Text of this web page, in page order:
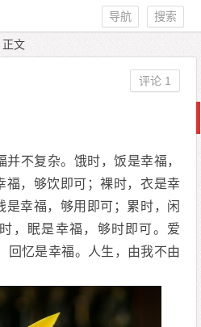
搜索
导航
正文
不复杂。饿时，饭是幸福，
福，够饮即可；裸时，衣是幸
幸福，够用即可；累时，闲
，眠是幸福，够时即可。爱
回忆是幸福。人生，由我不由
评论 1